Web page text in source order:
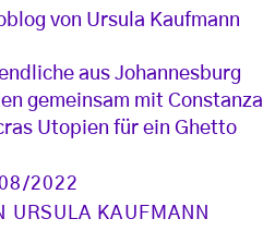
von Ursula Kaufmann
aus Johannesburg
gemeinsam mit Constanza
Utopien für ein Ghetto
2022
URSULA KAUFMANN